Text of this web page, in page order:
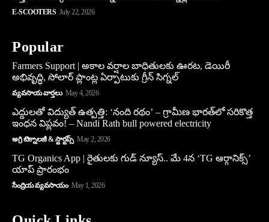
E-SCOOTERS July 22, 2026
Popular
Farmers Support | అకాల వర్షాల బాధితులకు ఊరట, డెయిరీ
అభివృద్ధి, సోలార్ ప్లాంట్ల ఏర్పాటుకు గ్రీన్‌ సిగ్నల్
వ్యవసాయ వార్తలు May 4, 2026
ఎద్దులతో విద్యుత్ ఉత్పత్తి: ‘నంది రథం’ – గ్రామీణ భారత్‌లో సరికొత్త
ఇంధన విప్లవం! – Nandi Rath bull powered electricity
అగ్రి టెక్నాలజీ & స్టార్టప్స్ May 2, 2026
TG Organics App | రైతులకు గుడ్ న్యూస్.. మే 4న ‘TG ఆర్గానిక్స్’
యాప్ ప్రారంభం
సేంద్రియ వ్యవసాయం May 1, 2026